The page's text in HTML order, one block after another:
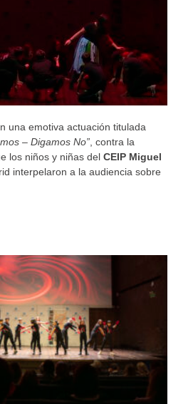
una emotiva actuación titulada
– Digamos No”, contra la
los niños y niñas del CEIP Miguel
interpelaron a la audiencia sobre